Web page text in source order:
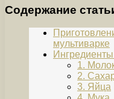
Содержание
мультиварке
1.
2.
3. Яйца